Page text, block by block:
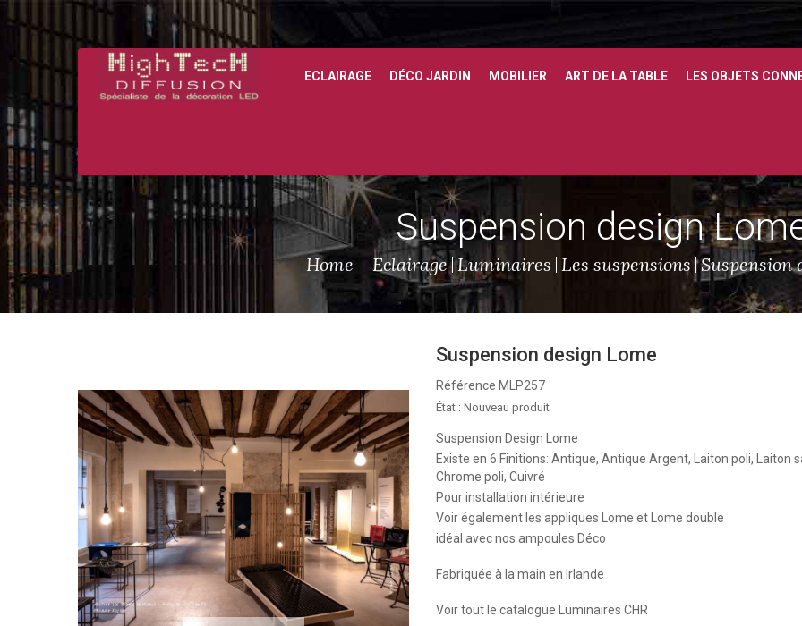
ECLAIRAGE DÉCO JARDIN MOBILIER ART DE LA TABLE LES OBJETS
Suspension design
Home Eclairage Luminaires Les suspensions Suspension
Suspension design Lome
Référence MLP257
État : Nouveau produit
Suspension Design Lome
Existe en 6 Finitions: Antique, Antique Argent, Laiton poli, Laiton
Chrome poli, Cuivré
Pour installation intérieure
Voir également les appliques Lome et
Lome double
idéal avec nos ampoules Déco
Fabriquée à la main en Irlande
Voir tout le catalogue Luminaires CHR